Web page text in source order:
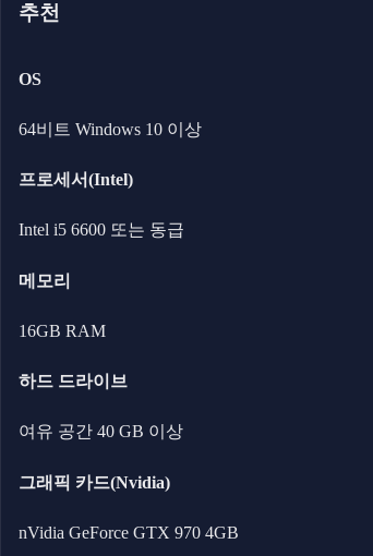
추천
OS
64비트 Windows 10 이상
프로세서(Intel)
Intel i5 6600 또는 동급
메모리
16GB RAM
하드 드라이브
여유 공간 40 GB 이상
그래픽 카드(Nvidia)
nVidia GeForce GTX 970 4GB